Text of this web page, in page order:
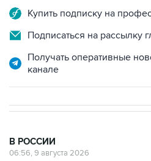
Купить подписку на
Подписаться на рассылку
Получать оперативные
канале
В РОССИИ
06:56, 9 августа 2026